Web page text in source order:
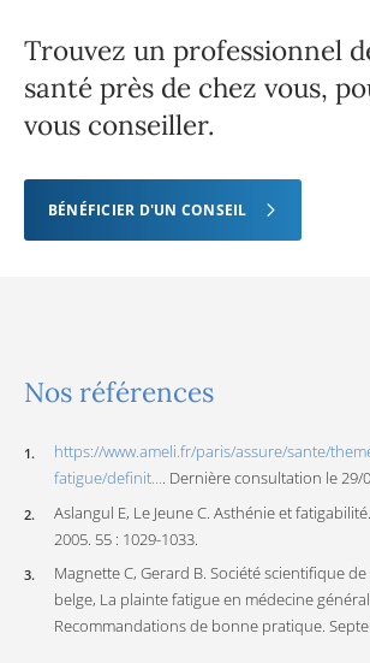
Trouvez un professionnel
santé près de chez vous,
vous conseiller.
BÉNÉFICIER D'UN CONSEIL
Nos références
https://www.ameli.fr/paris/assure/sante/
fatigue/definit…. Dernière consultation le 29/
Aslangul E, Le Jeune C. Asthénie et
2005. 55 : 1029-1033.
Magnette C, Gerard B. Société scientifique
belge, La plainte fatigue en médecine
Recommandations de bonne pratique.